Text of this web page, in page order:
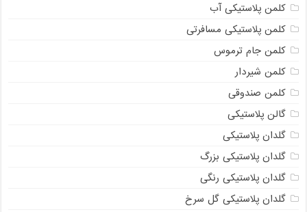
کلمن پلاستیکی آب
کلمن پلاستیکی مسافرتی
کلمن جام ترموس
کلمن شیردار
کلمن صندوقی
گالن پلاستیکی
گلدان پلاستیکی
گلدان پلاستیکی بزرگ
گلدان پلاستیکی رنگی
گلدان پلاستیکی گل سرخ